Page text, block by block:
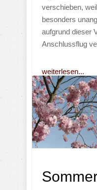
verschieben,
besonders
aufgrund dieser
Anschlussflug
weiterlesen...